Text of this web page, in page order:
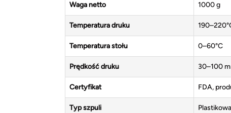
Waga netto 1000 g
Temperatura druku
Temperatura stołu 0–60°C
Prędkość druku 30–100
Certyfikat FDA,
Typ szpuli